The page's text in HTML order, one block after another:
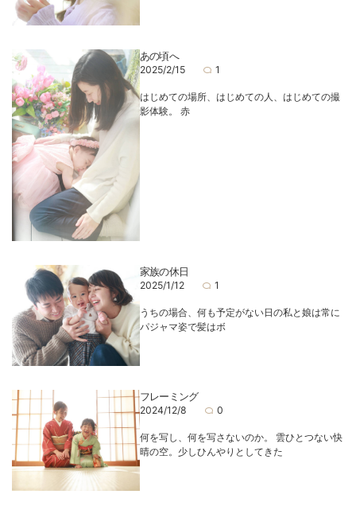
あの頃へ
2025/2/15 1
はじめての場所、はじめての人、はじめての撮
影体験。 赤
家族の休日
2025/1/12 1
うちの場合、何も予定がない日の私と娘は常に
パジャマ姿で髪はボ
フレーミング
2024/12/8 0
何を写し、何を写さないのか。 雲ひとつない快
晴の空。少しひんやりとしてきた